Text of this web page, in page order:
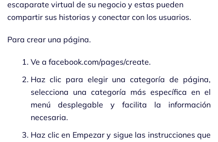
escaparate virtual de su negocio y estas pueden
compartir sus historias y conectar con los usuarios.
Para crear una página.
Ve a facebook.com/pages/create.
Haz clic para elegir una categoría de página,
selecciona una categoría más específica en el
menú desplegable y facilita la información
necesaria.
Haz clic en Empezar y sigue las instrucciones que